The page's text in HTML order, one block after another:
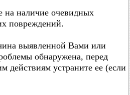
на наличие очевидных
повреждений.
выявленной Вами или
обнаружена, перед
действиям устраните ее (если